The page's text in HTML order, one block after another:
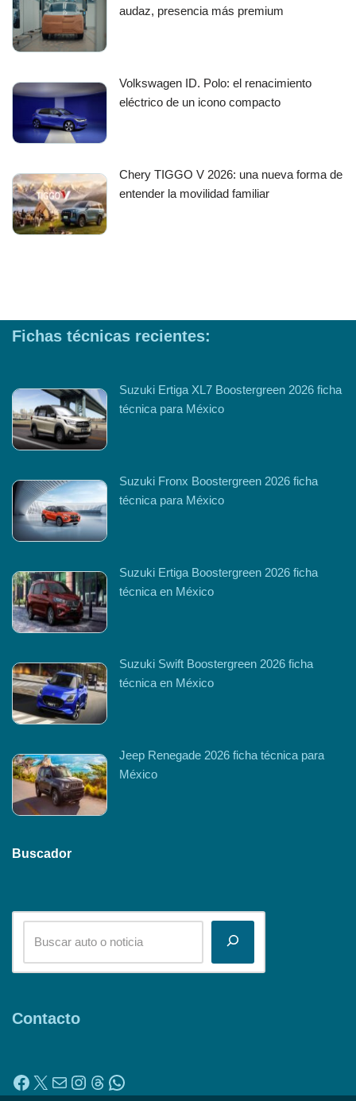
audaz, presencia más premium
Volkswagen ID. Polo: el renacimiento
eléctrico de un icono compacto
Chery TIGGO V 2026: una nueva forma de
entender la movilidad familiar
Fichas técnicas recientes:
Suzuki Ertiga XL7 Boostergreen 2026 ficha
técnica para México
Suzuki Fronx Boostergreen 2026 ficha
técnica para México
Suzuki Ertiga Boostergreen 2026 ficha
técnica en México
Suzuki Swift Boostergreen 2026 ficha
técnica en México
Jeep Renegade 2026 ficha técnica para
México
Buscador
Contacto